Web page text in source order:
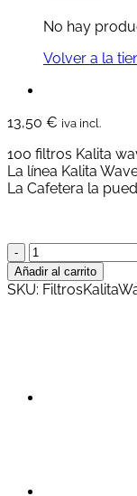
No hay
Volver a la
13,50 € iva incl.
100 filtros Kalita
La línea Kalita
La Cafetera la
Filtros
Kalita
Wave
Añadir al carrito
SKU: